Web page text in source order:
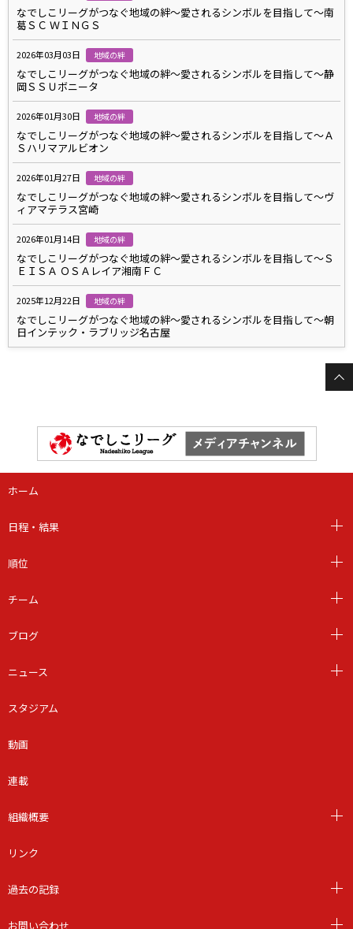
なでしこリーグがつなぐ地域の絆～愛されるシンボルを目指して～南
葛ＳＣ ＷＩＮＧＳ
2026年03月03日 地域の絆
なでしこリーグがつなぐ地域の絆～愛されるシンボルを目指して～静
岡ＳＳＵボニータ
2026年01月30日 地域の絆
なでしこリーグがつなぐ地域の絆～愛されるシンボルを目指して～Ａ
Ｓハリマアルビオン
2026年01月27日 地域の絆
なでしこリーグがつなぐ地域の絆～愛されるシンボルを目指して～ヴ
ィアマテラス宮崎
2026年01月14日 地域の絆
なでしこリーグがつなぐ地域の絆～愛されるシンボルを目指して～Ｓ
ＥＩＳＡ ＯＳＡレイア湘南ＦＣ
2025年12月22日 地域の絆
なでしこリーグがつなぐ地域の絆～愛されるシンボルを目指して～朝
日インテック・ラブリッジ名古屋
ホーム
日程・結果
順位
チーム
ブログ
ニュース
スタジアム
動画
連載
組織概要
リンク
過去の記録
お問い合わせ